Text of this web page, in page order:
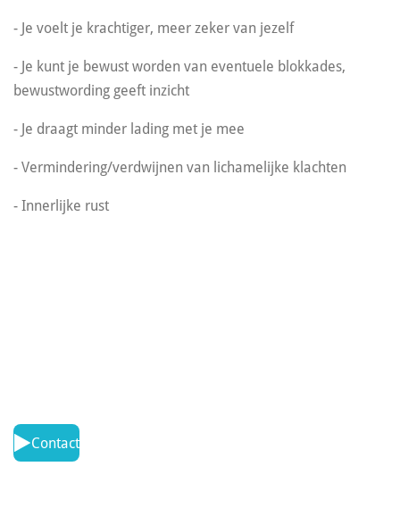
- Je voelt je krachtiger, meer zeker van jezelf
- Je kunt je bewust worden van eventuele blokkades,
bewustwording geeft inzicht
- Je draagt minder lading met je mee
- Vermindering/verdwijnen van lichamelijke klachten
- Innerlijke rust
Contact